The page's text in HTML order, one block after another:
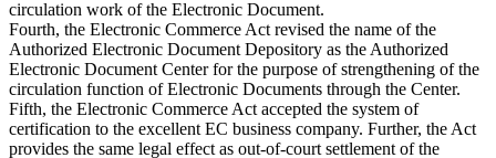
circulation work of the Electronic Document.
Fourth, the Electronic Commerce Act revised the name of the
Authorized Electronic Document Depository as the Authorized
Electronic Document Center for the purpose of strengthening of the
circulation function of Electronic Documents through the Center.
Fifth, the Electronic Commerce Act accepted the system of
certification to the excellent EC business company. Further, the Act
provides the same legal effect as out-of-court settlement of the